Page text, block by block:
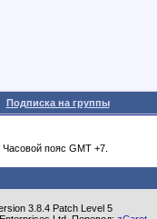
Подписка на группы
Часовой пояс GMT +7.
3.8.4 Patch Level 5